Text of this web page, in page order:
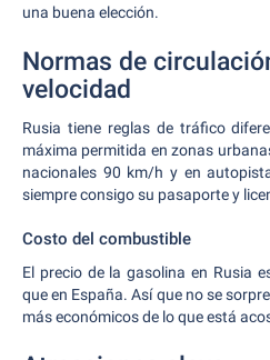
una buena elección.
Normas de
velocidad
Rusia tiene reglas de tráfico
máxima permitida en zonas
nacionales 90 km/h y en
siempre consigo su pasaporte y
Costo del combustible
El precio de la gasolina en Rusia
que en España. Así que no se
más económicos de lo que está